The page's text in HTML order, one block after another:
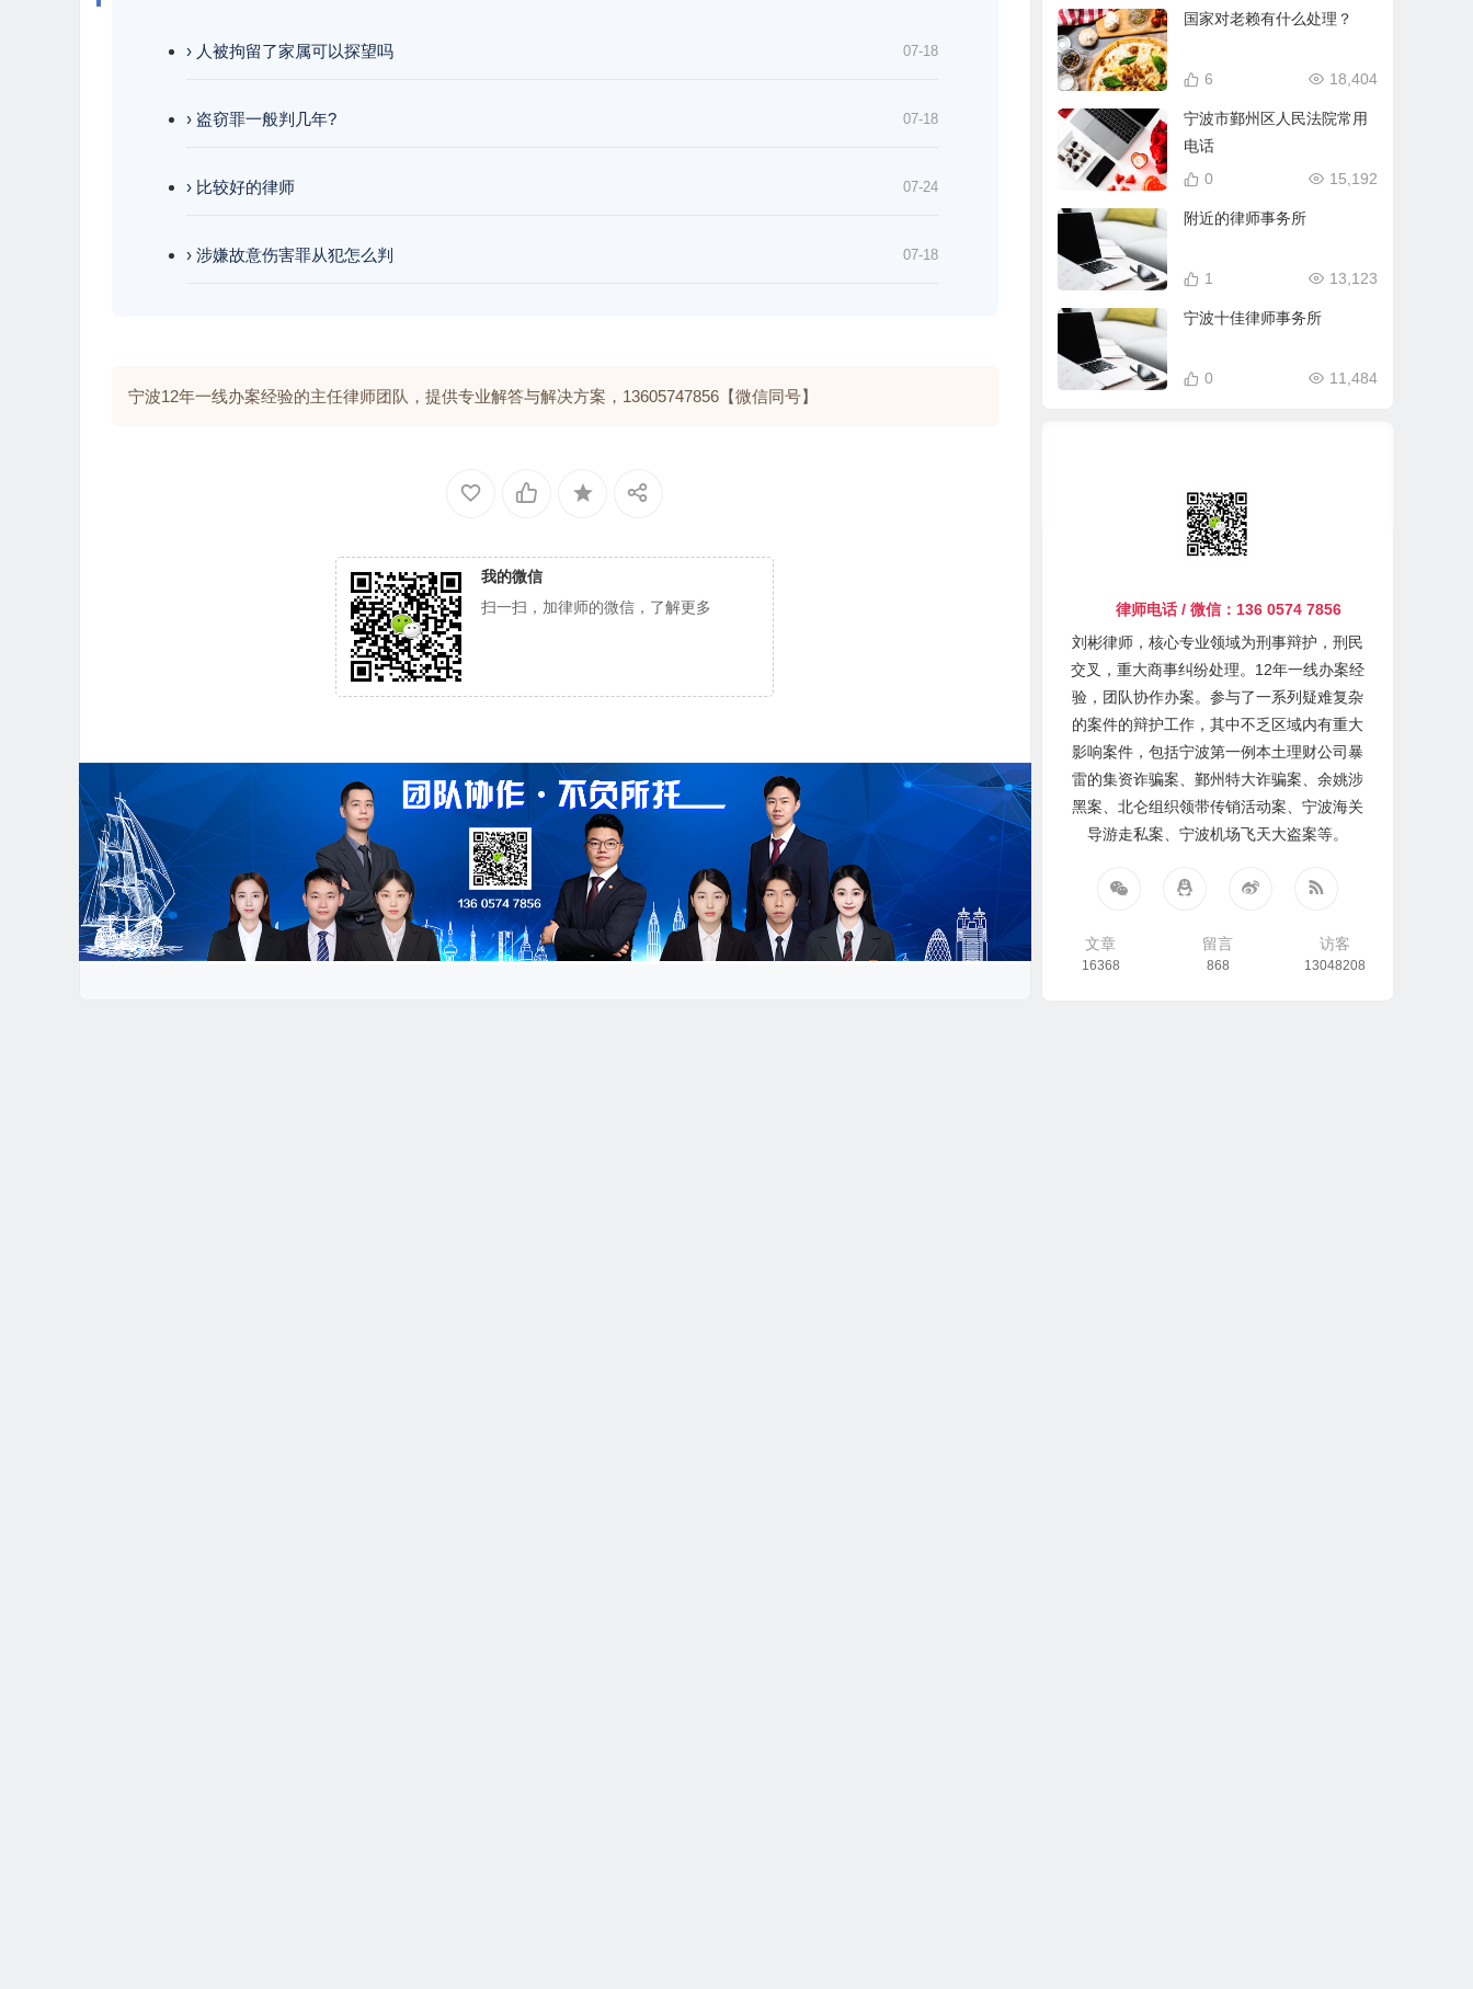
› 人被拘留了家属可以探望吗 07-18
› 盗窃罪一般判几年? 07-18
› 比较好的律师 07-24
› 涉嫌故意伤害罪从犯怎么判 07-18
宁波12年一线办案经验的主任律师团队，提供专业解答与解决方案，13605747856【微信同号】
我的微信
扫一扫，加律师的微信，了解更多
国家对老赖有什么处理？
18,404
6
宁波市鄞州区人民法院常用
电话
15,192
0
附近的律师事务所
13,123
1
宁波十佳律师事务所
11,484
0
律师电话 / 微信：136 0574 7856
刘彬律师，核心专业领域为刑事辩护，刑民
交叉，重大商事纠纷处理。12年一线办案经
验，团队协作办案。参与了一系列疑难复杂
的案件的辩护工作，其中不乏区域内有重大
影响案件，包括宁波第一例本土理财公司暴
雷的集资诈骗案、鄞州特大诈骗案、余姚涉
黑案、北仑组织领带传销活动案、宁波海关
导游走私案、宁波机场飞天大盗案等。
文章
16368
留言
868
访客
13048208